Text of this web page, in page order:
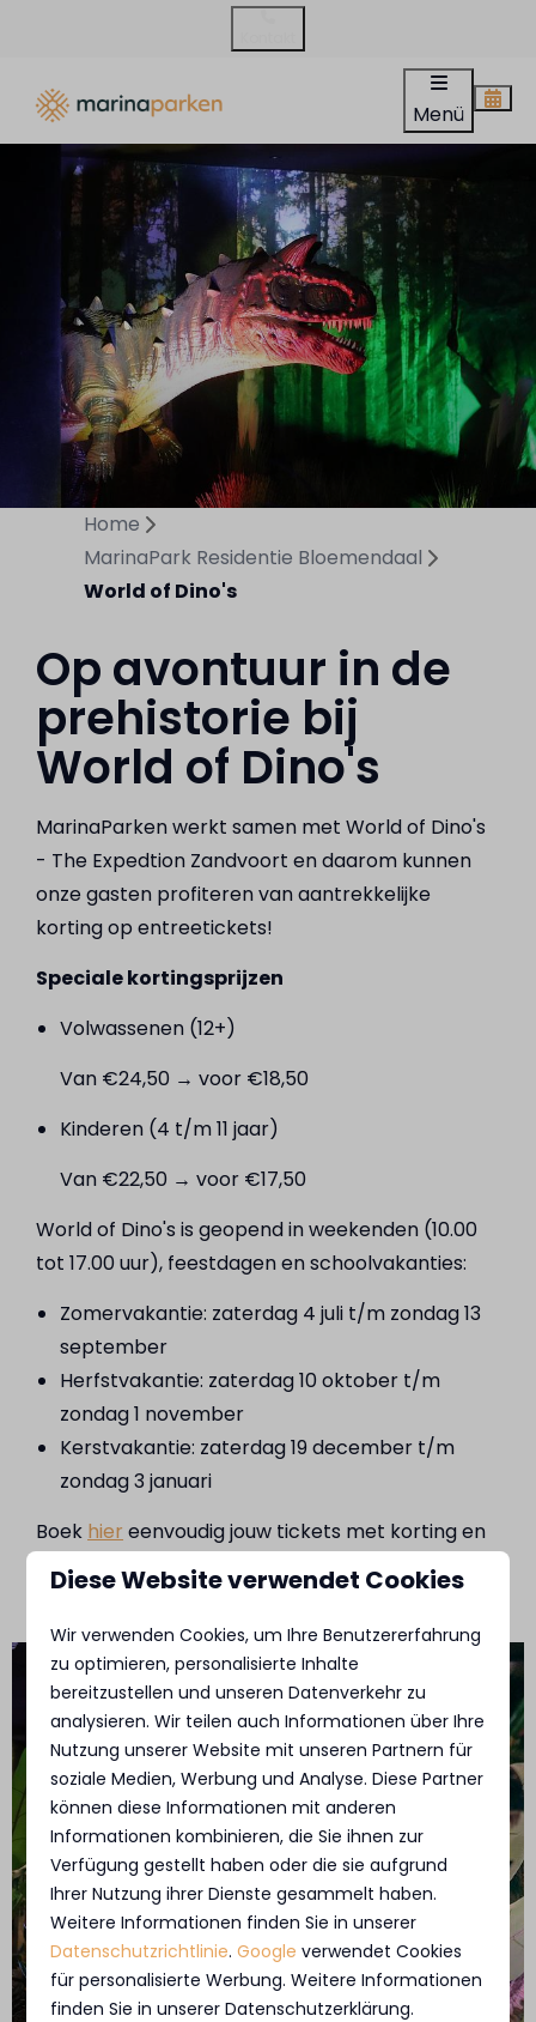
Menü
Home
MarinaPark Residentie Bloemendaal
World of Dino's
Op avontuur in de
prehistorie bij
World of Dino's
MarinaParken werkt samen met World of Dino's
- The Expedtion Zandvoort en daarom kunnen
onze gasten profiteren van aantrekkelijke
korting op entreetickets!
Speciale kortingsprijzen
Volwassenen (12+)
Van €24,50 → voor €18,50
Kinderen (4 t/m 11 jaar)
Van €22,50 → voor €17,50
World of Dino's is geopend in weekenden (10.00
tot 17.00 uur), feestdagen en schoolvakanties:
Zomervakantie: zaterdag 4 juli t/m zondag 13
september
Herfstvakantie: zaterdag 10 oktober t/m
zondag 1 november
Kerstvakantie: zaterdag 19 december t/m
zondag 3 januari
Boek hier eenvoudig jouw tickets met korting en
beleef een dino-avontuur voor het hele gezin!
Diese Website verwendet Cookies
Wir verwenden Cookies, um Ihre Benutzererfahrung
zu optimieren, personalisierte Inhalte
bereitzustellen und unseren Datenverkehr zu
analysieren. Wir teilen auch Informationen über Ihre
Nutzung unserer Website mit unseren Partnern für
soziale Medien, Werbung und Analyse. Diese Partner
können diese Informationen mit anderen
Informationen kombinieren, die Sie ihnen zur
Verfügung gestellt haben oder die sie aufgrund
Ihrer Nutzung ihrer Dienste gesammelt haben.
Weitere Informationen finden Sie in unserer
Datenschutzrichtlinie.Google verwendet Cookies
für personalisierte Werbung. Weitere Informationen
finden Sie in unserer Datenschutzerklärung.